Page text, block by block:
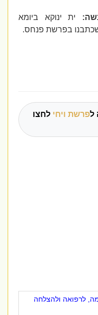
ית ינוקא ביומא
בפרשת פנחס.
פרשת ויחילחצו
לרפואה ולהצלחה